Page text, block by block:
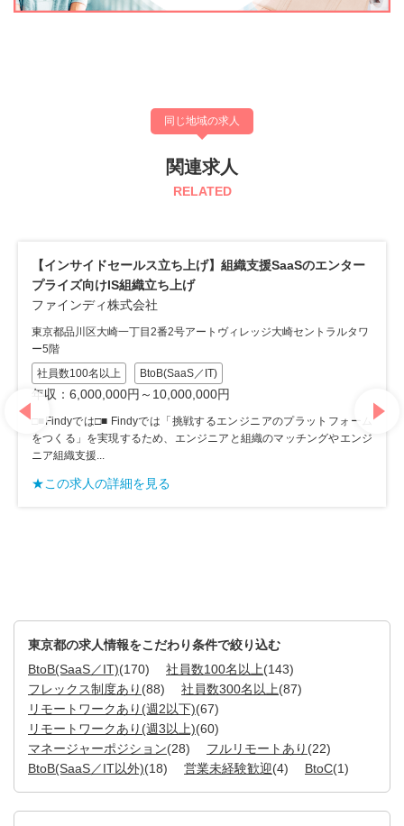
同じ地域の求人
関連求人
RELATED
ールス立ち上げ】組織支援SaaSのエンター
組織立ち上げ
式会社
一丁目2番2号アートヴィレッジ大崎セントラルタワ
BtoB(SaaS／IT)
円～10,000,000円
では「挑戦するエンジニアのプラットフォーム
するため、エンジニアと組織のマッチングやエンジ
細を見る
【インサイドセー
東京都品川区大崎一
年収：6,000,000
□■Findyでは□■
をつくる」を実現す
東京都の求人情報をこだわり条件で絞り込む
BtoB(SaaS／IT)(170) 社員数100名以上(143)
フレックス制度あり (88) 社員数300名以上(87)
リモートワークあり(週2以下)(67)
リモートワークあり(週3以上)(60)
マネージャーポジション(28) フルリモートあり (22)
BtoB(SaaS／IT以外)(18) 営業未経験歓迎(4) BtoC(1)